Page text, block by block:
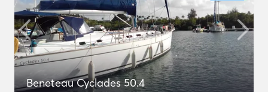
Beneteau Cyclades 50.4